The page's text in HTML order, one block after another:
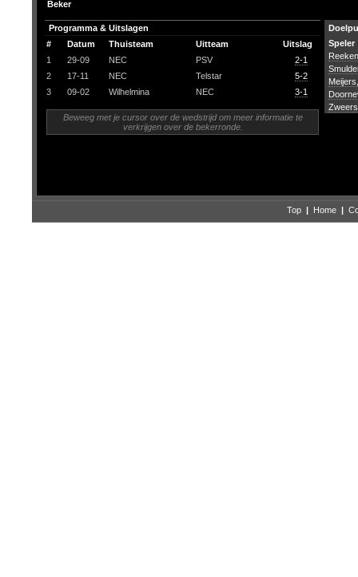
Beker
Programma & Uitslagen
#
Datum Thuisteam Uitteam
Uitslag
1
29-09 NEC PSV
2-1
2
17-11 NEC Telstar
5-2
3
09-02 Wilhelmina NEC 3-1
Beweeg met je cursor over de wedstrijd om meer informatie te
verkrijgen over de bekerronde.
Speler
Top | Home |